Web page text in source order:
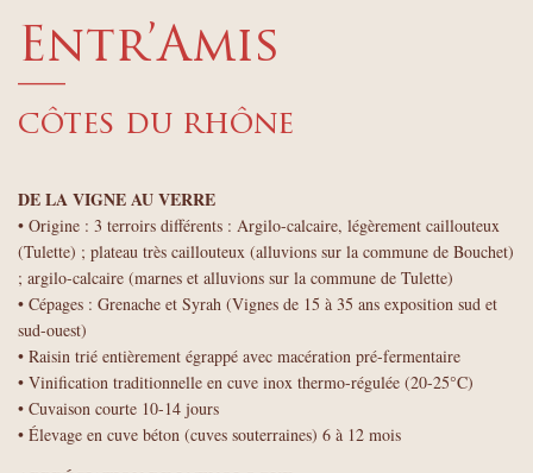
Entr’Amis
—
côtes du rhône
DE LA VIGNE AU VERRE
• Origine : 3 terroirs différents : Argilo-calcaire, légèrement caillouteux
(Tulette) ; plateau très caillouteux (alluvions sur la commune de Bouchet)
; argilo-calcaire (marnes et alluvions sur la commune de Tulette)
• Cépages : Grenache et Syrah (Vignes de 15 à 35 ans exposition sud et
sud-ouest)
• Raisin trié entièrement égrappé avec macération pré-fermentaire
• Vinification traditionnelle en cuve inox thermo-régulée (20-25°C)
• Cuvaison courte 10-14 jours
• Élevage en cuve béton (cuves souterraines) 6 à 12 mois